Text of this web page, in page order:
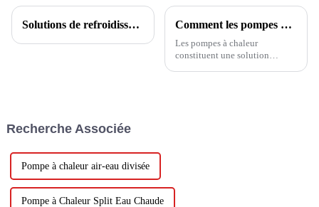
Solutions de refroidissement/chauffage et d'eau chaude pour la maison Comment les pompes à chaleur fournissent des solutions de refroidissement et de chauffage
Les pompes à chaleur
constituent une solution
Recherche Associée
Pompe à chaleur air-eau divisée
Pompe à Chaleur Split Eau Chaude